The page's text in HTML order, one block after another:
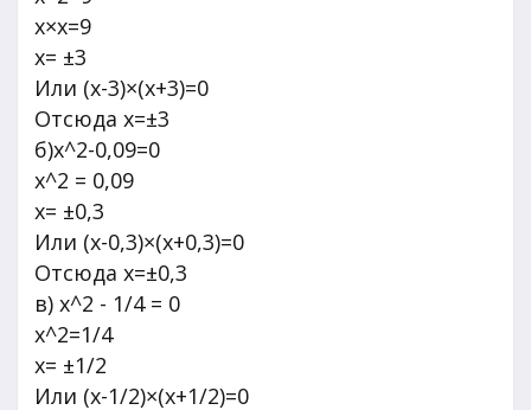
х×х=9
х= ±3
Или (х-3)×(х+3)=0
Отсюда х=±3
б)х^2-0,09=0
х^2 = 0,09
х= ±0,3
Или (х-0,3)×(х+0,3)=0
Отсюда х=±0,3
в) х^2 - 1/4 = 0
х^2=1/4
х= ±1/2
Или (х-1/2)×(х+1/2)=0